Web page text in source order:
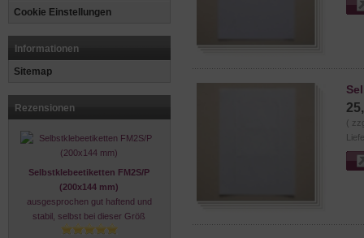
Cookie Einstellungen
Informationen
Sitemap
Rezensionen
Selbstklebeetiketten FM2S/P
(200x144 mm)
ausgesprochen gut haftend und
stabil, selbst bei dieser Größ
(